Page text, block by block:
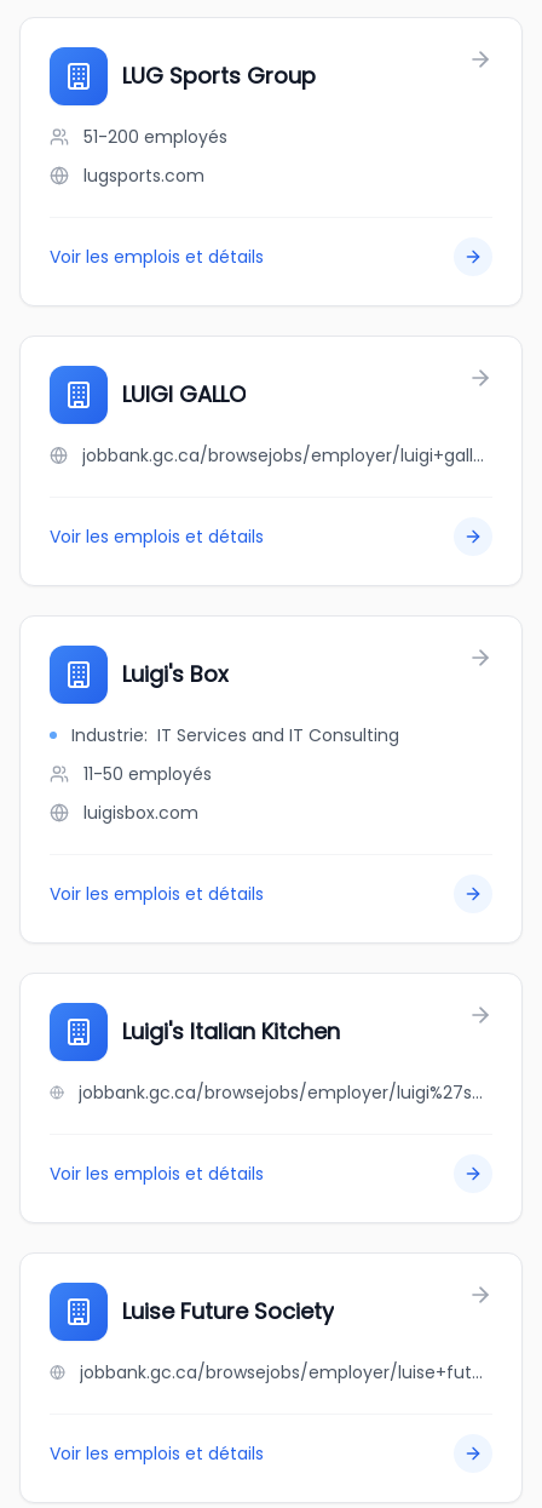
LUG Sports Group
51-200 employés
lugsports.com
Voir les emplois et détails
LUIGI GALLO
jobbank.gc.ca/browsejobs/employer/luigi+gallo/ca
Voir les emplois et détails
Luigi's Box
Industrie: IT Services and IT Consulting
11-50 employés
luigisbox.com
Voir les emplois et détails
Luigi's Italian Kitchen
jobbank.gc.ca/browsejobs/employer/luigi%27s+italian+kitchen/ca
Voir les emplois et détails
Luise Future Society
jobbank.gc.ca/browsejobs/employer/luise+future+society/ca
Voir les emplois et détails